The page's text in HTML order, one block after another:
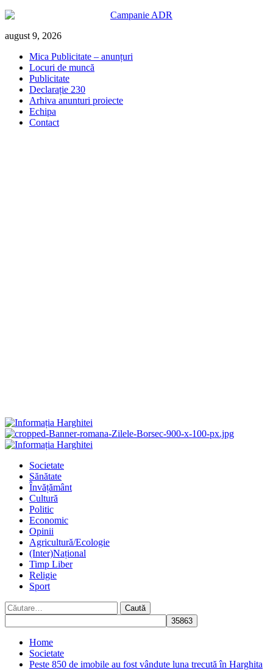
Skip
content
august 9, 2026
Mica Publicitate – anunțuri
Locuri de muncă
Publicitate
Declarație 230
Arhiva anunturi proiecte
Echipa
Contact
Primary
Societate
Sănătate
Învățământ
Cultură
Politic
Economic
Opinii
Agricultură/Ecologie
(Inter)Național
Timp Liber
Religie
Sport
Caută
după:
Home
Societate
Peste 850 de imobile au fost vândute luna trecută în Harghita